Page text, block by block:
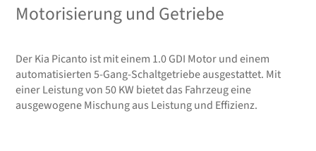
Motorisierung und Getriebe
Der Kia Picanto ist mit einem 1.0 GDI Motor und einem
automatisierten 5-Gang-Schaltgetriebe ausgestattet. Mit
einer Leistung von 50 KW bietet das Fahrzeug eine
ausgewogene Mischung aus Leistung und Effizienz.